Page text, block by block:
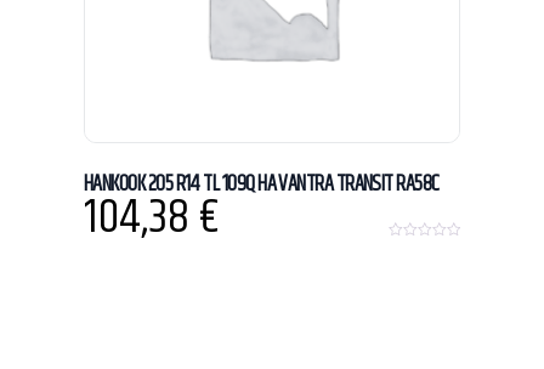
HANKOOK 205 R14 TL 109Q HA VANTRA TRANSIT RA58C
104,38€